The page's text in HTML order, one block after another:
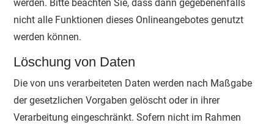
werden. Bitte beachten Sie, dass dann gegebenenfalls
nicht alle Funktionen dieses Onlineangebotes genutzt
werden können.
Löschung von Daten
Die von uns verarbeiteten Daten werden nach Maßgabe
der gesetzlichen Vorgaben gelöscht oder in ihrer
Verarbeitung eingeschränkt. Sofern nicht im Rahmen